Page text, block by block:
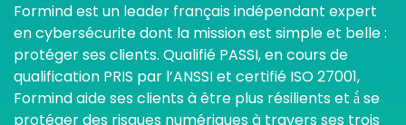
Formind est un leader français indépendant expert
en cybersécurite dont la mission est simple et belle :
protéger ses clients. Qualifié PASSI, en cours de
qualification PRIS par l’ANSSI et certifié ISO 27001,
Formind aide ses clients à être plus résilients et à̀ se
protéger des risques numériques à travers ses trois